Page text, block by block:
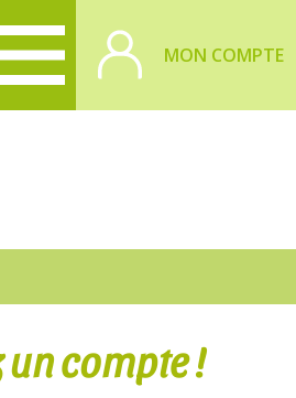
MON COMPTE
compte !